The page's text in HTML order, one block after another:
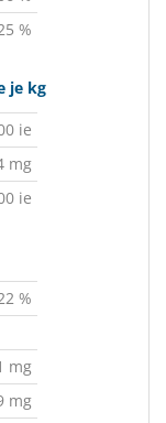
%
je kg
ie
mg
ie
%
mg
mg